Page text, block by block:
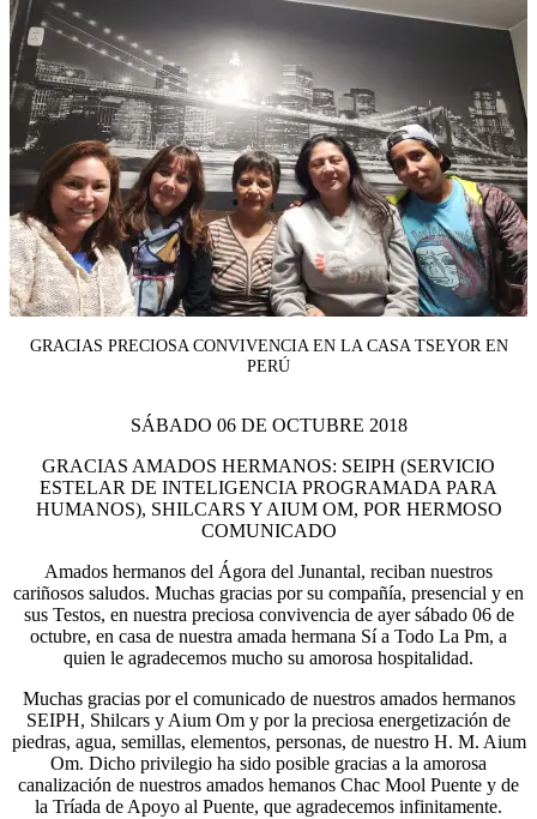
GRACIAS PRECIOSA CONVIVENCIA EN LA CASA TSEYOR EN
PERÚ
SÁBADO 06 DE OCTUBRE 2018
GRACIAS AMADOS HERMANOS: SEIPH (SERVICIO
ESTELAR DE INTELIGENCIA PROGRAMADA PARA
HUMANOS), SHILCARS Y AIUM OM, POR HERMOSO
COMUNICADO
Amados hermanos del Ágora del Junantal, reciban nuestros
cariñosos saludos. Muchas gracias por su compañía, presencial y en
sus Testos, en nuestra preciosa convivencia de ayer sábado 06 de
octubre, en casa de nuestra amada hermana Sí a Todo La Pm, a
quien le agradecemos mucho su amorosa hospitalidad.
Muchas gracias por el comunicado de nuestros amados hermanos
SEIPH, Shilcars y Aium Om y por la preciosa energetización de
piedras, agua, semillas, elementos, personas, de nuestro H. M. Aium
Om. Dicho privilegio ha sido posible gracias a la amorosa
canalización de nuestros amados hemanos Chac Mool Puente y de
la Tríada de Apoyo al Puente, que agradecemos infinitamente.